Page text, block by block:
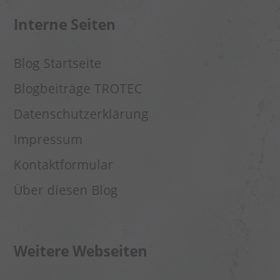
Interne Seiten
Blog Startseite
Blogbeiträge TROTEC
Datenschutzerklärung
Impressum
Kontaktformular
Über diesen Blog
Weitere Webseiten